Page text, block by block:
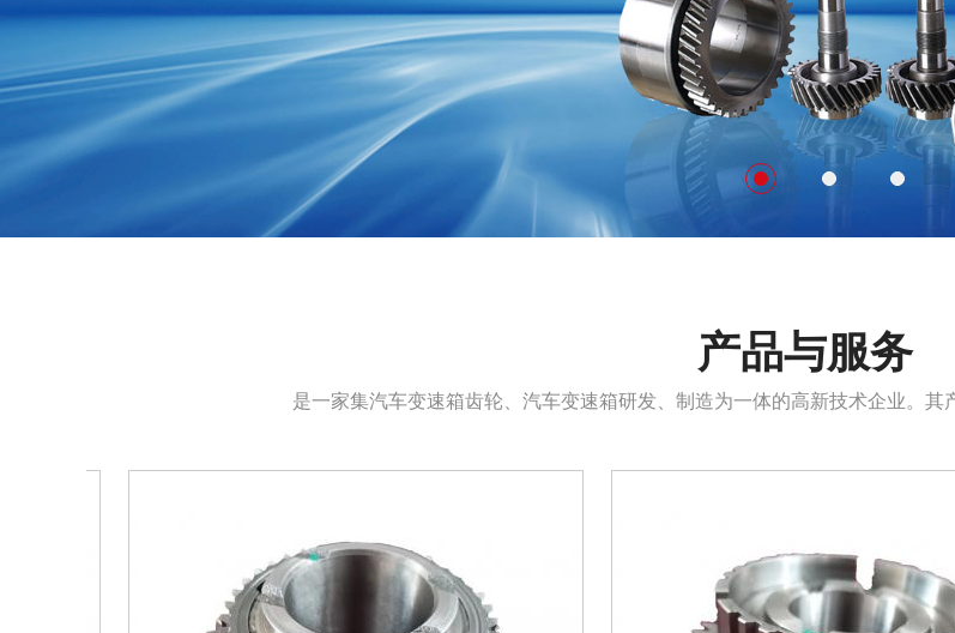
产品与服务
是一家集汽车变速箱齿轮、汽车变速箱研发、制造为一体的高新技术企业。其